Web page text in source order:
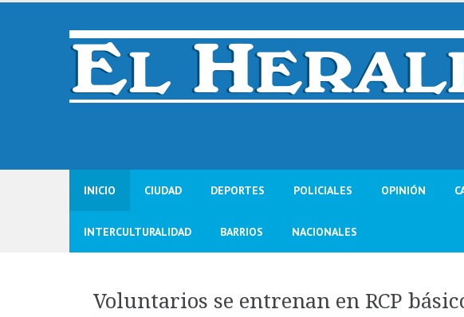
Skip
INICIO CIUDAD DEPORTES POLICIALES OPINIÓN
INTERCULTURALIDAD BARRIOS NACIONALES
Voluntarios se entrenan en RCP